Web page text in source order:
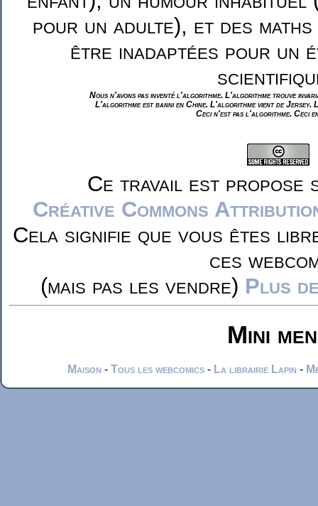
pour un adulte), et des maths
être inadaptées pour un
Nous n'avons pas inventé l'algorithme. L'algorithme trouve
L'algorithme est banni en Chine. L'algorithme vient de Jersey.
Ceci n'est pas l'algorithme. Ceci
Ce travail est propose
Créative Commons
Cela signifie que vous êtes
ces
(mais pas les vendre) Plus
Mini
Maison - Tous les webcomics - La librairie Lapin -